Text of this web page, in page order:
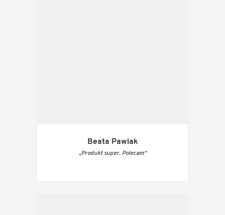
Beata Pawlak
„Produkt super. Polecam“